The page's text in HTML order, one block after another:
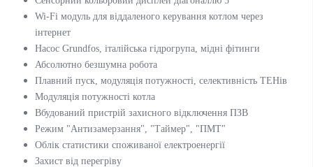
Wi-Fi модуль для віддаленого керування котлом через
інтернет
Насос Grundfos, італійська гідрогрупа, мідні фітинги
Абсолютно безшумна робота
Плавний пуск, модуляція потужності, селективність ТЕНів
Модуляція потужності котла
Вбудований пристрій захисного відключення ПЗВ
Режим "Антизамерзання", "Таймер", "ПМТ"
Облік статистики споживаної електроенергії
Захист від перегріву